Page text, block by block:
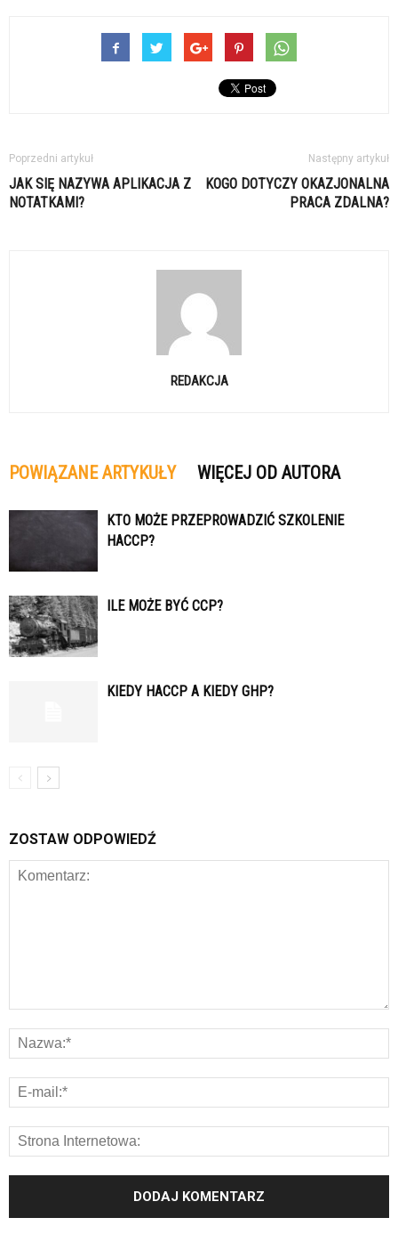
Poprzedni artykuł
JAK SIĘ NAZYWA APLIKACJA Z
NOTATKAMI?
Następny artykuł
KOGO DOTYCZY OKAZJONALNA
PRACA ZDALNA?
REDAKCJA
POWIĄZANE ARTYKUŁY WIĘCEJ OD AUTORA
KTO MOŻE PRZEPROWADZIĆ SZKOLENIE
HACCP?
ILE MOŻE BYĆ CCP?
KIEDY HACCP A KIEDY GHP?
ZOSTAW ODPOWIEDŹ